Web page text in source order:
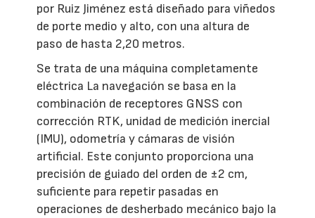
por Ruiz Jiménez está diseñado para viñedos
de porte medio y alto, con una altura de
paso de hasta 2,20 metros.
Se trata de una máquina completamente
eléctrica La navegación se basa en la
combinación de receptores GNSS con
corrección RTK, unidad de medición inercial
(IMU), odometría y cámaras de visión
artificial. Este conjunto proporciona una
precisión de guiado del orden de ±2 cm,
suficiente para repetir pasadas en
operaciones de desherbado mecánico bajo la